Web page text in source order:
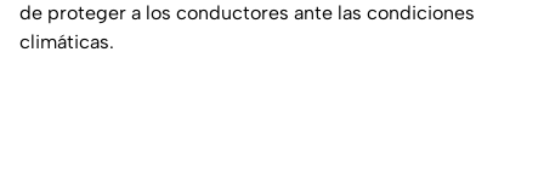
de proteger a los conductores ante las condiciones
climáticas.